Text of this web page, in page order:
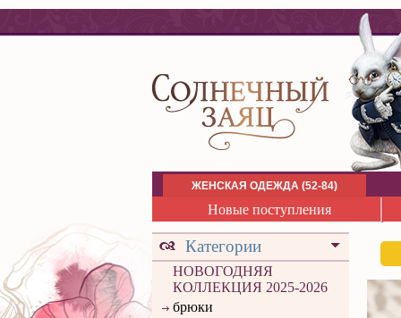
ЖЕНСКАЯ ОДЕЖДА (52-84)
Новые поступления
Категории
НОВОГОДНЯЯ
КОЛЛЕКЦИЯ 2025-2026
брюки